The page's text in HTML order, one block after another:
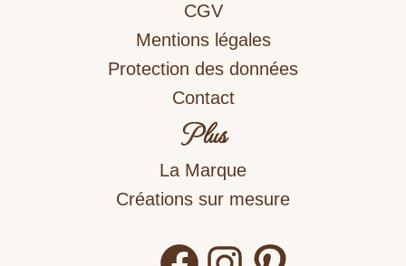
CGV
Mentions légales
Protection des données
Contact
Plus
La Marque
Créations sur mesure
FacebookInstagram